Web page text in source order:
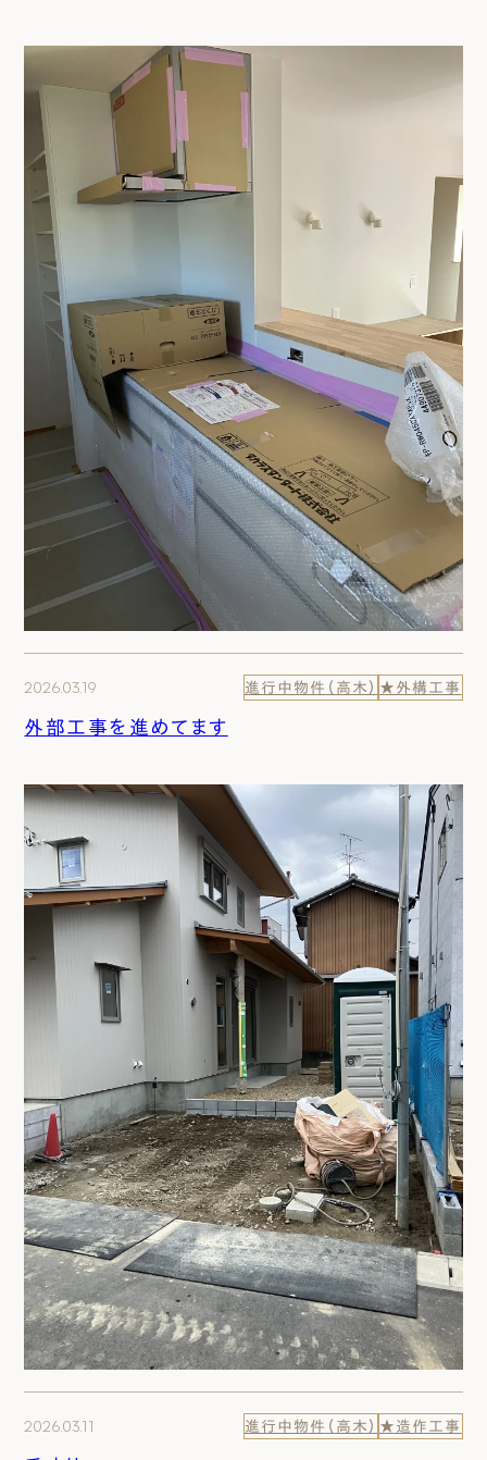
2026.03.19 進行中物件（高木） ★外構工事
外部工事を進めてます
2026.03.11 進行中物件（高木） ★造作工事